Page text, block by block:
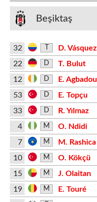
Beşiktaş
32
D. Vásquez
22
D
T. Bulut
12
D
E. Agbadou
53
D E. Topçu
33 D R. Yılmaz
4 M
O. Ndidi
7
M M. Rashica
10 M
O. Kökçü
15
M J. Olaitan
19 M E. Touré